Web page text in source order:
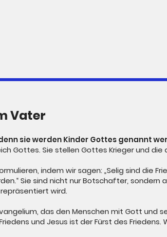
Vater
sie werden Kinder Gottes genannt
Gottes. Sie stellen Gottes Krieger und
indem wir sagen: „Selig sind die
Sie sind nicht nur Botschafter, sondern
wird.
das den Menschen mit Gott und
und Jesus ist der Fürst des Friedens.